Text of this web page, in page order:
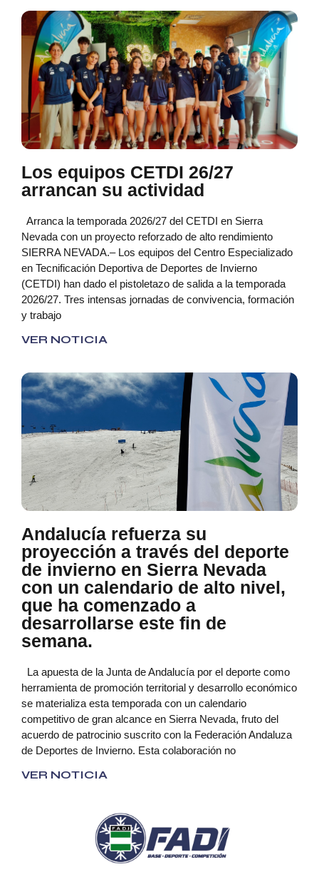
Los equipos CETDI 26/27
arrancan su actividad
Arranca la temporada 2026/27 del CETDI en Sierra
Nevada con un proyecto reforzado de alto rendimiento
SIERRA NEVADA.– Los equipos del Centro Especializado
en Tecnificación Deportiva de Deportes de Invierno
(CETDI) han dado el pistoletazo de salida a la temporada
2026/27. Tres intensas jornadas de convivencia, formación
y trabajo
VER NOTICIA
Andalucía refuerza su
proyección a través del deporte
de invierno en Sierra Nevada
con un calendario de alto nivel,
que ha comenzado a
desarrollarse este fin de
semana.
La apuesta de la Junta de Andalucía por el deporte como
herramienta de promoción territorial y desarrollo económico
se materializa esta temporada con un calendario
competitivo de gran alcance en Sierra Nevada, fruto del
acuerdo de patrocinio suscrito con la Federación Andaluza
de Deportes de Invierno. Esta colaboración no
VER NOTICIA